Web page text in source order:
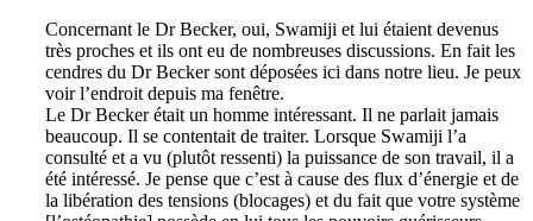
Concernant le Dr Becker, oui, Swamiji et lui étaient devenus
très proches et ils ont eu de nombreuses discussions. En fait les
cendres du Dr Becker sont déposées ici dans notre lieu. Je peux
voir l’endroit depuis ma fenêtre.
Le Dr Becker était un homme intéressant. Il ne parlait jamais
beaucoup. Il se contentait de traiter. Lorsque Swamiji l’a
consulté et a vu (plutôt ressenti) la puissance de son travail, il a
été intéressé. Je pense que c’est à cause des flux d’énergie et de
la libération des tensions (blocages) et du fait que votre système